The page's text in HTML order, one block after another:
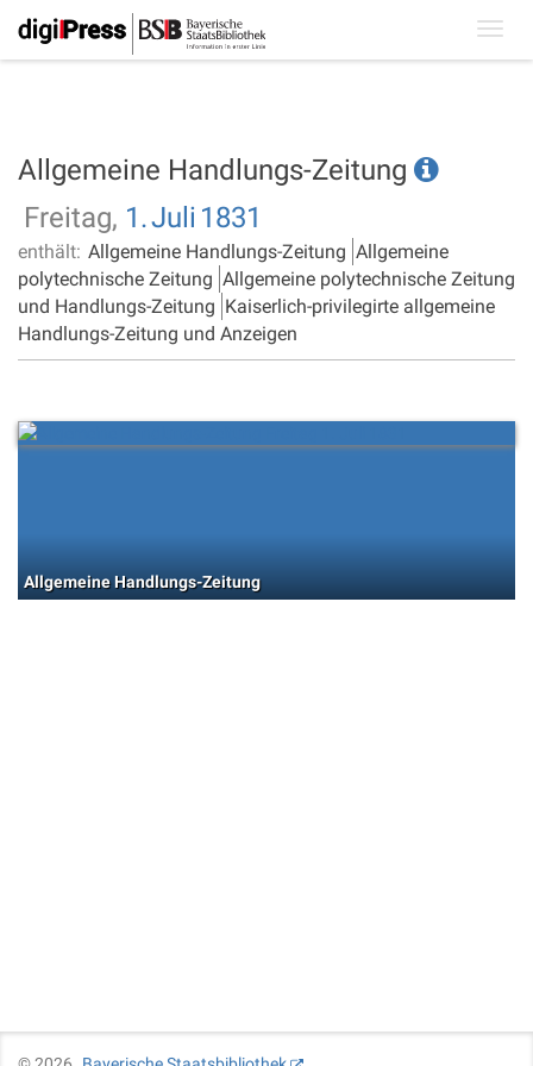
Allgemeine Handlungs-Zeitung
Freitag, 1.Juli 1831
enthält: Allgemeine Handlungs-Zeitung Allgemeine
polytechnische Zeitung Allgemeine polytechnische Zeitung
und Handlungs-Zeitung Kaiserlich-privilegirte allgemeine
Handlungs-Zeitung und Anzeigen
Allgemeine Handlungs-Zeitung